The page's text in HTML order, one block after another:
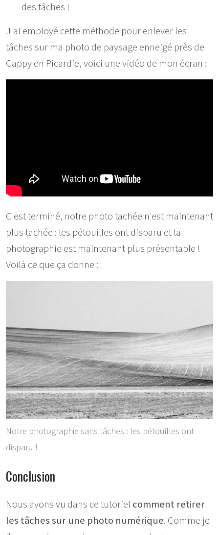
des tâches !
J'ai employé cette méthode pour enlever les
tâches sur ma photo de paysage enneigé près de
Cappy en Picardie, voici une vidéo de mon écran :
C'est terminé, notre photo tachée n'est maintenant
plus tachée : les pétouilles ont disparu et la
photographie est maintenant plus présentable !
Voilà ce que ça donne :
Notre photographie sans tâches : les pétouilles ont
disparu !
Conclusion
Nous avons vu dans ce tutoriel comment retirer
les tâches sur une photo numérique. Comme je